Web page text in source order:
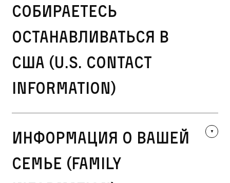
собираетесь
останавливаться в
США (U.S. Contact
Information)
Информация о вашей
семье (Family